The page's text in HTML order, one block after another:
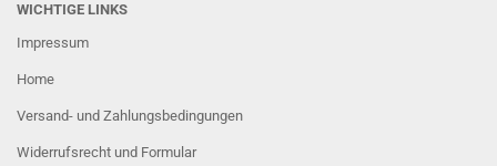
WICHTIGE LINKS
Impressum
Home
Versand- und Zahlungsbedingungen
Widerrufsrecht und Formular